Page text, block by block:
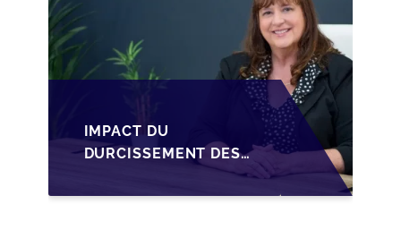
IMPACT DU
DURCISSEMENT DES
CRÉDIT SUR LA